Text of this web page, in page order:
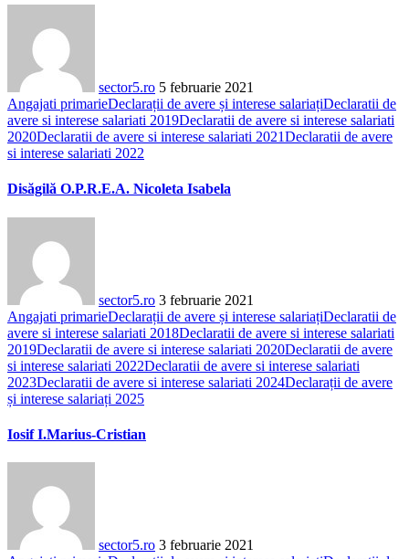
sector5.ro 5 februarie 2021
Angajati primarieDeclarații de avere și interese salariațiDeclaratii de
avere si interese salariati 2019Declaratii de avere si interese salariati
2020Declaratii de avere si interese salariati 2021Declaratii de avere
si interese salariati 2022
Disăgilă O.P.R.E.A. Nicoleta Isabela
sector5.ro 3 februarie 2021
Angajati primarieDeclarații de avere și interese salariațiDeclaratii de
avere si interese salariati 2018Declaratii de avere si interese salariati
2019Declaratii de avere si interese salariati 2020Declaratii de avere
si interese salariati 2022Declaratii de avere si interese salariati
2023Declaratii de avere si interese salariati 2024Declarații de avere
și interese salariați 2025
Iosif I.Marius-Cristian
sector5.ro 3 februarie 2021